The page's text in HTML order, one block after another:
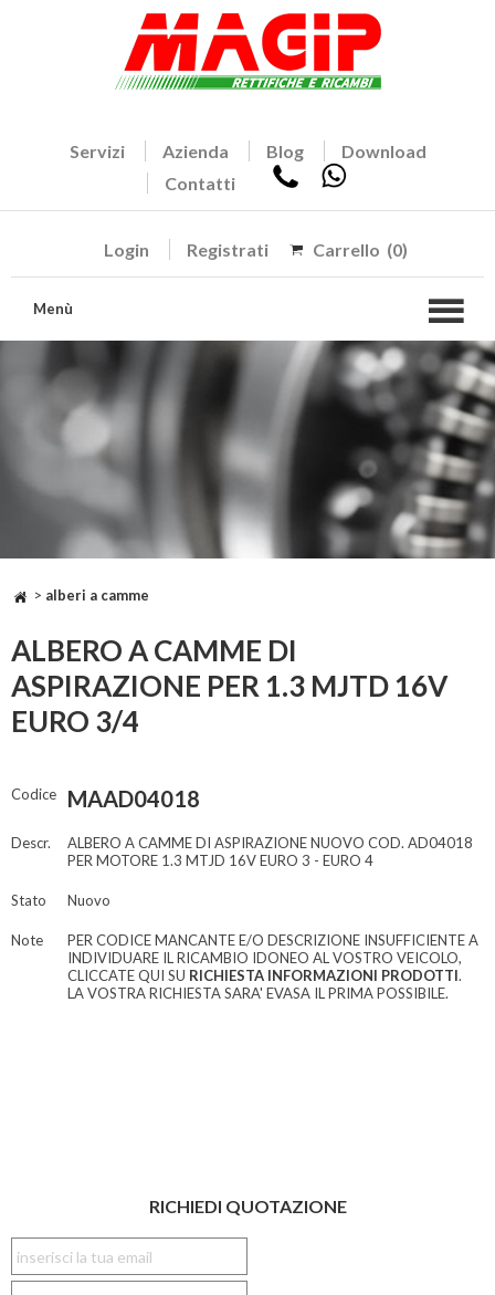
Servizi Azienda Blog
Download
Contatti
Login Registrati Carrello (0)
Menù
> alberi a camme
ALBERO A CAMME DI
ASPIRAZIONE PER 1.3 MJTD 16V
EURO 3/4
Codice MAAD04018
Descr.
ALBERO A CAMME DI ASPIRAZIONE NUOVO COD. AD04018
PER MOTORE 1.3 MTJD 16V EURO 3 - EURO 4
Stato Nuovo
Note
PER CODICE MANCANTE E/O DESCRIZIONE INSUFFICIENTE A
INDIVIDUARE IL RICAMBIO IDONEO AL VOSTRO VEICOLO,
CLICCATE QUI SU RICHIESTA INFORMAZIONI PRODOTTI.
LA VOSTRA RICHIESTA SARA' EVASA IL PRIMA POSSIBILE.
RICHIEDI QUOTAZIONE